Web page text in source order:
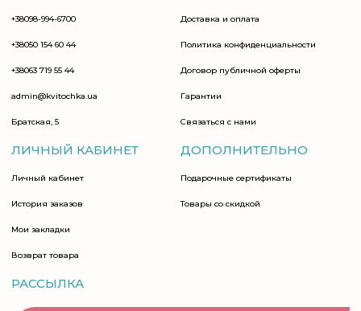
+38098-994-6700
+38050 154 60 44
+38063 719 55 44
admin@kvitochka.ua
Братская, 5
Доставка и оплата
Политика конфиденциальности
Договор публичной оферты
Гарантии
Связаться с нами
ЛИЧНЫЙ КАБИНЕТ
Личный кабинет
История заказов
Мои закладки
Возврат товара
ДОПОЛНИТЕЛЬНО
Подарочные сертификаты
Товары со скидкой
РАССЫЛКА